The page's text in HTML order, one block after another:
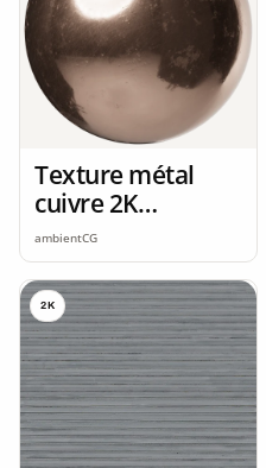
Texture métal
cuivre 2K
seamless
ambientCG
2K